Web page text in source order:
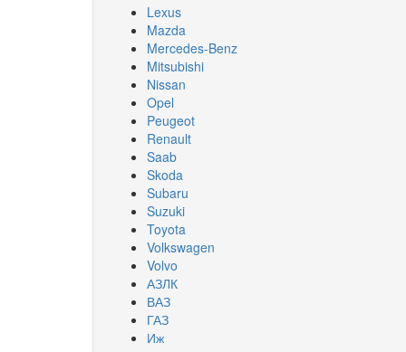
Lexus
Mazda
Mercedes-Benz
Mitsubishi
Nissan
Opel
Peugeot
Renault
Saab
Skoda
Subaru
Suzuki
Toyota
Volkswagen
Volvo
АЗЛК
ВАЗ
ГАЗ
Иж